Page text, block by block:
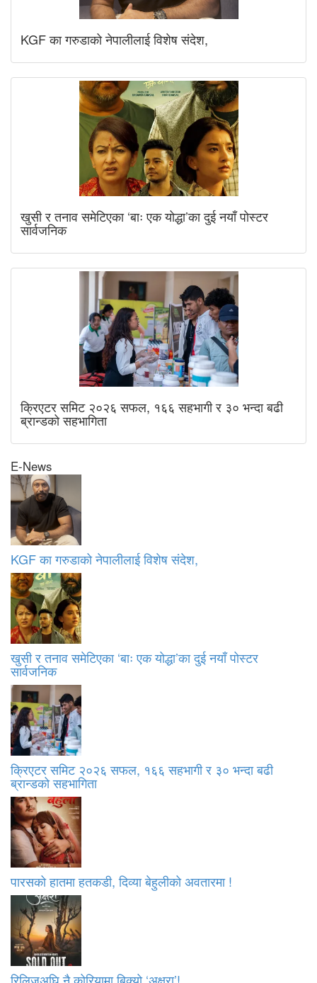
KGF का गरुडाको नेपालीलाई विशेष संदेश,
खुसी र तनाव समेटिएका ‘बाः एक योद्धा’का दुई नयाँ पोस्टर
सार्वजनिक
क्रिएटर समिट २०२६ सफल, १६६ सहभागी र ३० भन्दा बढी
ब्रान्डको सहभागिता
E-News
KGF का गरुडाको नेपालीलाई विशेष संदेश,
खुसी र तनाव समेटिएका ‘बाः एक योद्धा’का दुई नयाँ पोस्टर
सार्वजनिक
क्रिएटर समिट २०२६ सफल, १६६ सहभागी र ३० भन्दा बढी
ब्रान्डको सहभागिता
पारसको हातमा हतकडी, दिव्या बेहुलीको अवतारमा !